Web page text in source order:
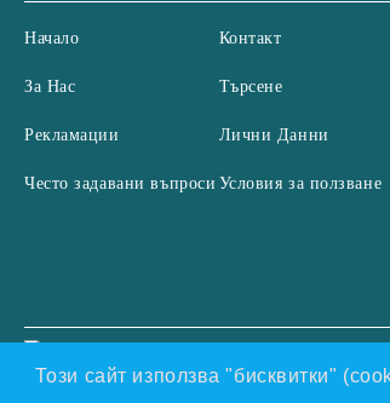
Този сайт използва "бисквитки"
Начало
За Нас
Рекламации
Често задавани въпроси
Контакт
Търсене
Лични Данни
Условия за ползване
Нашият онлайн магазин е 100%